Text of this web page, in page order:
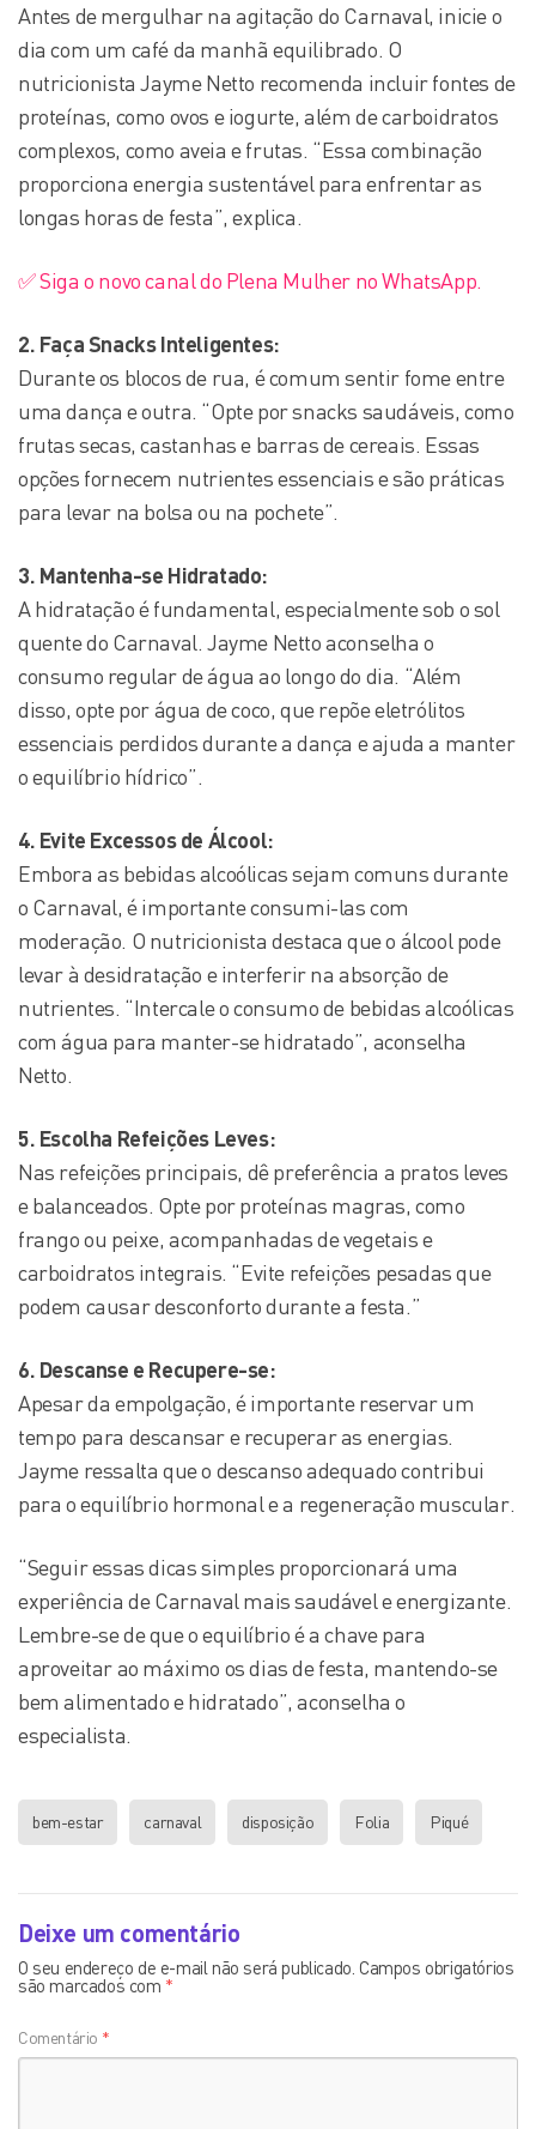
Antes de mergulhar na agitação do Carnaval, inicie o
dia com um café da manhã equilibrado. O
nutricionista Jayme Netto recomenda incluir fontes de
proteínas, como ovos e iogurte, além de carboidratos
complexos, como aveia e frutas. “Essa combinação
proporciona energia sustentável para enfrentar as
longas horas de festa”, explica.
✅ Siga o novo canal do Plena Mulher no WhatsApp.
2. Faça Snacks Inteligentes:
Durante os blocos de rua, é comum sentir fome entre
uma dança e outra. “Opte por snacks saudáveis, como
frutas secas, castanhas e barras de cereais. Essas
opções fornecem nutrientes essenciais e são práticas
para levar na bolsa ou na pochete”.
3. Mantenha-se Hidratado:
A hidratação é fundamental, especialmente sob o sol
quente do Carnaval. Jayme Netto aconselha o
consumo regular de água ao longo do dia. “Além
disso, opte por água de coco, que repõe eletrólitos
essenciais perdidos durante a dança e ajuda a manter
o equilíbrio hídrico”.
4. Evite Excessos de Álcool:
Embora as bebidas alcoólicas sejam comuns durante
o Carnaval, é importante consumi-las com
moderação. O nutricionista destaca que o álcool pode
levar à desidratação e interferir na absorção de
nutrientes. “Intercale o consumo de bebidas alcoólicas
com água para manter-se hidratado”, aconselha
Netto.
5. Escolha Refeições Leves:
Nas refeições principais, dê preferência a pratos leves
e balanceados. Opte por proteínas magras, como
frango ou peixe, acompanhadas de vegetais e
carboidratos integrais. “Evite refeições pesadas que
podem causar desconforto durante a festa.”
6. Descanse e Recupere-se:
Apesar da empolgação, é importante reservar um
tempo para descansar e recuperar as energias.
Jayme ressalta que o descanso adequado contribui
para o equilíbrio hormonal e a regeneração muscular.
“Seguir essas dicas simples proporcionará uma
experiência de Carnaval mais saudável e energizante.
Lembre-se de que o equilíbrio é a chave para
aproveitar ao máximo os dias de festa, mantendo-se
bem alimentado e hidratado”, aconselha o
especialista.
bem-estar carnaval disposição Folia Piqué
Deixe um comentário
O seu endereço de e-mail não será publicado. Campos obrigatórios
são marcados com *
Comentário *